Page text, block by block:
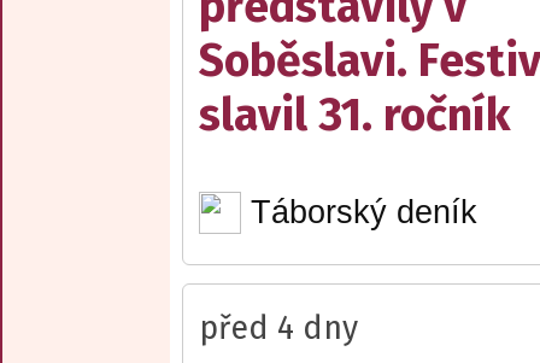
Soběslavi.
slavil 31. ročník
Táborský deník
před 4 dny